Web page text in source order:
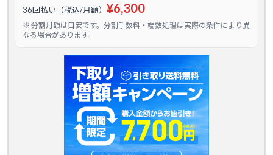
36回払い（税込/月額） ¥6,300
※ 分割月額は目安です。分割手数料・端数処理は実際の条件により異
なる場合があります。